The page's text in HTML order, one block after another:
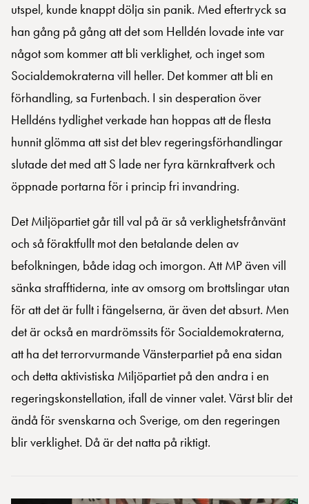
utspel, kunde knappt dölja sin panik. Med eftertryck sa
han gång på gång att det som Helldén lovade inte var
något som kommer att bli verklighet, och inget som
Socialdemokraterna vill heller. Det kommer att bli en
förhandling, sa Furtenbach. I sin desperation över
Helldéns tydlighet verkade han hoppas att de flesta
hunnit glömma att sist det blev regeringsförhandlingar
slutade det med att S lade ner fyra kärnkraftverk och
öppnade portarna för i princip fri invandring.
Det Miljöpartiet går till val på är så verklighetsfrånvänt
och så föraktfullt mot den betalande delen av
befolkningen, både idag och imorgon. Att MP även vill
sänka strafftiderna, inte av omsorg om brottslingar utan
för att det är fullt i fängelserna, är även det absurt. Men
det är också en mardrömssits för Socialdemokraterna,
att ha det terrorvurmande Vänsterpartiet på ena sidan
och detta aktivistiska Miljöpartiet på den andra i en
regeringskonstellation, ifall de vinner valet. Värst blir det
ändå för svenskarna och Sverige, om den regeringen
blir verklighet. Då är det natta på riktigt.